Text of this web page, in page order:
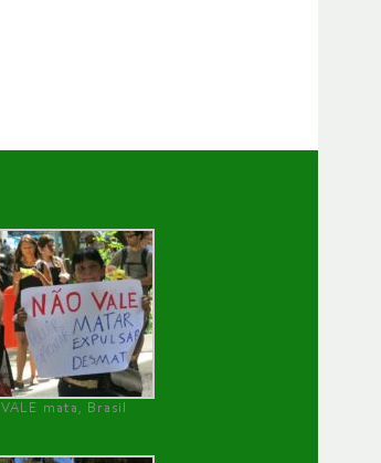
VALE mata, Brasil